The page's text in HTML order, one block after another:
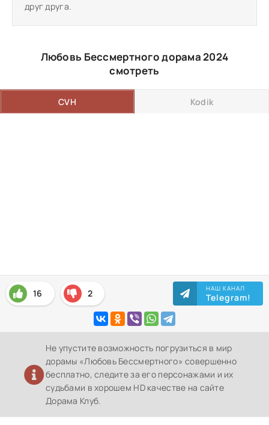
друг друга.
Любовь Бессмертного дорама 2024
смотреть
CVH Kodik
16 2 НАШ КАНАЛ
Telegram!
Не упустите возможность погрузиться в мир
дорамы «Любовь Бессмертного» совершенно
бесплатно, следите за его персонажами и их
судьбами в хорошем HD качестве на сайте
Дорама Клуб.